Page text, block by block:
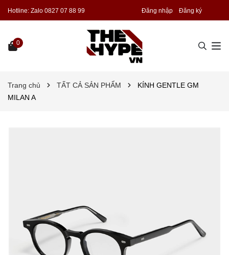
Hotline: Zalo 0827 07 88 99 Đăng nhập Đăng ký
0
Trang chủ TẤT CẢ SẢN PHẨM
KÍNH GENTLE GM
MILAN A